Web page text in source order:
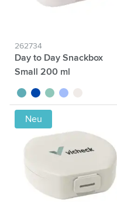
262734
Day to Day Snackbox
Small 200 ml
turquoise
bleu cobalt
vert bleu
Neu